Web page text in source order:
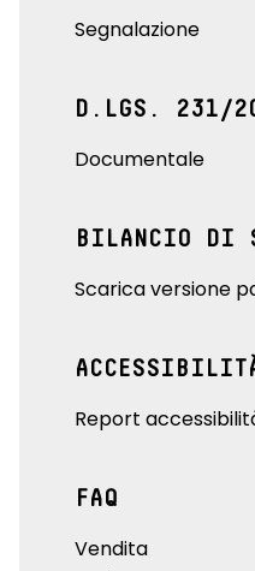
Segnalazione
D.LGS. 231/
Documentale
BILANCIO DI
Scarica versione
Report
FAQ
Vendita